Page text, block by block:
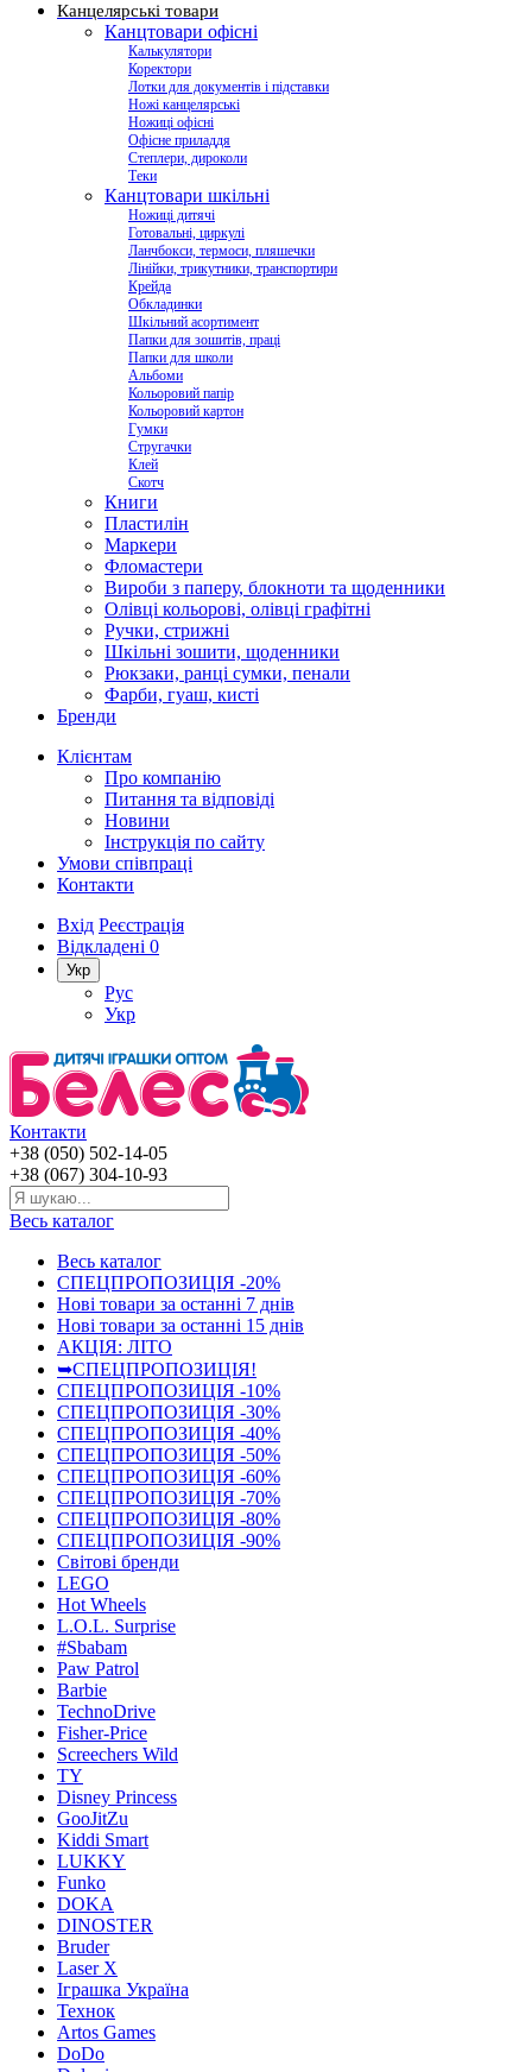
Канцелярські товари
Канцтовари офісні
Калькулятори
Коректори
Лотки для документів і підставки
Ножі канцелярські
Ножиці офісні
Офісне приладдя
Степлери, дироколи
Теки
Канцтовари шкільні
Ножиці дитячі
Готовальні, циркулі
Ланчбокси, термоси, пляшечки
Лінійки, трикутники, транспортири
Крейда
Обкладинки
Шкільний асортимент
Папки для зошитів, праці
Папки для школи
Альбоми
Кольоровий папір
Кольоровий картон
Гумки
Стругачки
Клей
Скотч
Книги
Пластилін
Маркери
Фломастери
Вироби з паперу, блокноти та щоденники
Олівці кольорові, олівці графітні
Ручки, стрижні
Шкільні зошити, щоденники
Рюкзаки, ранці сумки, пенали
Фарби, гуаш, кисті
Бренди
Клієнтам
Про компанію
Питання та відповіді
Новини
Інструкція по сайту
Умови співпраці
Контакти
Вхід Реєстрація
Відкладені 0
Укр
Рус
Укр
Контакти
+38 (050) 502-14-05
+38 (067) 304-10-93
Весь каталог
Весь каталог
СПЕЦПРОПОЗИЦІЯ -20%
Нові товари за останнi 7 днiв
Нові товари за останнi 15 днiв
АКЦІЯ: ЛІТО
➥СПЕЦПРОПОЗИЦІЯ!
СПЕЦПРОПОЗИЦІЯ -10%
СПЕЦПРОПОЗИЦІЯ -30%
СПЕЦПРОПОЗИЦІЯ -40%
СПЕЦПРОПОЗИЦІЯ -50%
СПЕЦПРОПОЗИЦІЯ -60%
СПЕЦПРОПОЗИЦІЯ -70%
СПЕЦПРОПОЗИЦІЯ -80%
СПЕЦПРОПОЗИЦІЯ -90%
Світові бренди
LEGO
Hot Wheels
L.O.L. Surprise
#Sbabam
Paw Patrol
Barbie
TechnoDrive
Fisher-Price
Screechers Wild
TY
Disney Princess
GooJitZu
Kiddi Smart
LUKKY
Funko
DOKA
DINOSTER
Bruder
Laser X
Іграшка Україна
Технок
Artos Games
DoDo